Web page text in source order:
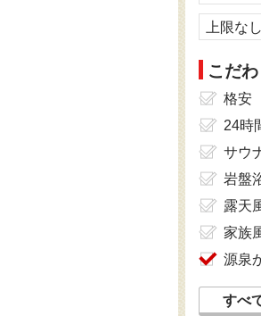
上限なし
こだ
格安
24時
サウ
岩盤
露天
家族
源泉
すべ